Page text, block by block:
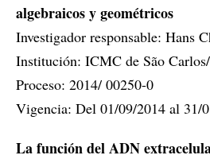
algebraicos y geométricos
Investigador responsable: Hans
Institución: ICMC de São
Proceso: 2014/ 00250-0
Vigencia: Del 01/09/2014 al 31/
La función del ADN